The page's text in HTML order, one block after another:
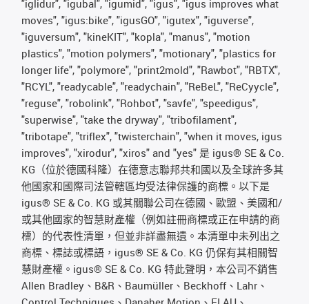
"iglidur", "igubal", "igumid", "igus", "igus improves what
moves", "igus:bike", "igusGO", "igutex", "iguverse",
"iguversum", "kineKIT", "kopla", "manus", "motion
plastics", "motion polymers", "motionary", "plastics for
longer life", "polymore", "print2mold", "Rawbot", "RBTX",
"RCYL", "readycable", "readychain", "ReBeL", "ReCyycle",
"reguse", "robolink", "Rohbot", "savfe", "speedigus",
"superwise", "take the dryway", "tribofilament",
"tribotape", "triflex", "twisterchain", "when it moves, igus
improves", "xirodur", "xiros" and "yes" 是 igus® SE & Co.
KG（位於德國科隆）在德意志聯邦共和國以及全球許多其
他國家和國際司法管轄區均受法律保護的商標。以下是
igus® SE & Co. KG 或其關聯公司在德國、歐盟、美國和/
或其他國家的智慧財產權（例如註冊商標或正在申請的商
標）的代表性清單，但並非詳盡無遺。本清單中未列出之
商標、標誌或標語，igus® SE & Co. KG 仍保有其相關智
慧財產權。igus® SE & Co. KG 特此聲明，本公司不銷售
Allen Bradley、B&R、Baumüller、Beckhoff、Lahr、